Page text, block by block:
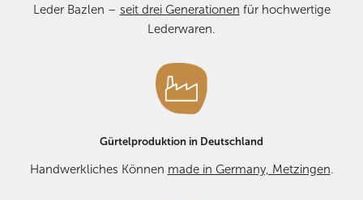
weiter. KONTAKT:E-MAILoder Telefon +49 7123 2534.
Leder Bazlen – seit drei Generationen für hochwertige
Lederwaren.
Gürtelproduktion in Deutschland
Handwerkliches Können made in Germany, Metzingen.